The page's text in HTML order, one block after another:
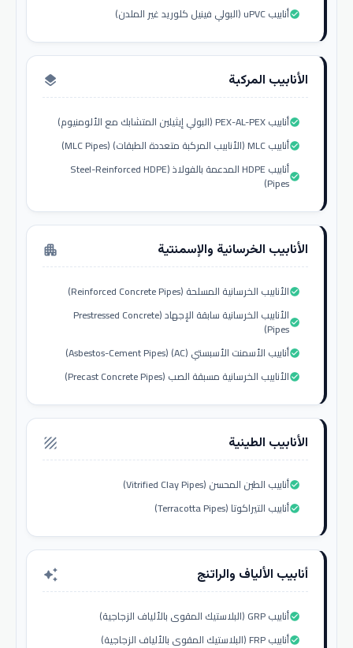
أنابيب uPVC (البولي فينيل كلوريد غير الملدن)check_circle
الأنابيب المركبة layers
أنابيب PEX-AL-PEX (البولي إيثيلين المتشابك مع الألومنيوم)check_circle
أنابيب MLC (الأنابيب المركبة متعددة الطبقات) (MLC Pipes)check_circle
أنابيب HDPE المدعمة بالفولاذ (Steel-Reinforced HDPE
Pipes)check_circle
الأنابيب الخرسانية والإسمنتية apartment
الأنابيب الخرسانية المسلحة (Reinforced Concrete Pipes)check_circle
الأنابيب الخرسانية سابقة الإجهاد (Prestressed Concrete
Pipes)check_circle
أنابيب الأسمنت الأسبستي (AC) (Asbestos-Cement Pipes)check_circle
الأنابيب الخرسانية مسبقة الصب (Precast Concrete Pipes)check_circle
الأنابيب الطينية texture
أنابيب الطين المحسن (Vitrified Clay Pipes)check_circle
أنابيب التيراكوتا (Terracotta Pipes)check_circle
أنابيب الألياف والراتنج auto_awesome
أنابيب GRP (البلاستيك المقوى بالألياف الزجاجية)check_circle
أنابيب FRP (البلاستيك المقوى بالألياف الزجاجية)check_circle